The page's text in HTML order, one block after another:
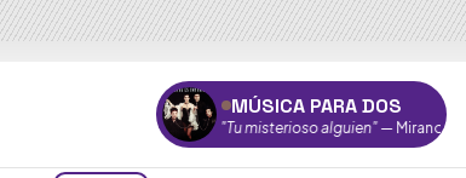
MÚSICA PARA DOS
"Tu misterioso alguien"— Miranda!